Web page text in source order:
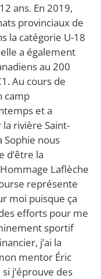
ans. En 2019,
provinciaux de
la catégorie U-18
a également
au 200
Au cours de
camp
et a
rivière Saint-
Sophie nous
d’être la
Laflèche
représente
moi puisque ça
efforts pour me
sportif
j’ai la
mentor Éric
j’éprouve des